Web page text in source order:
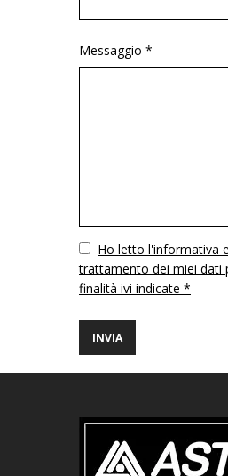
Messaggio *
VuotoHo letto l'informativa
trattamento dei miei dati
finalità ivi indicate *